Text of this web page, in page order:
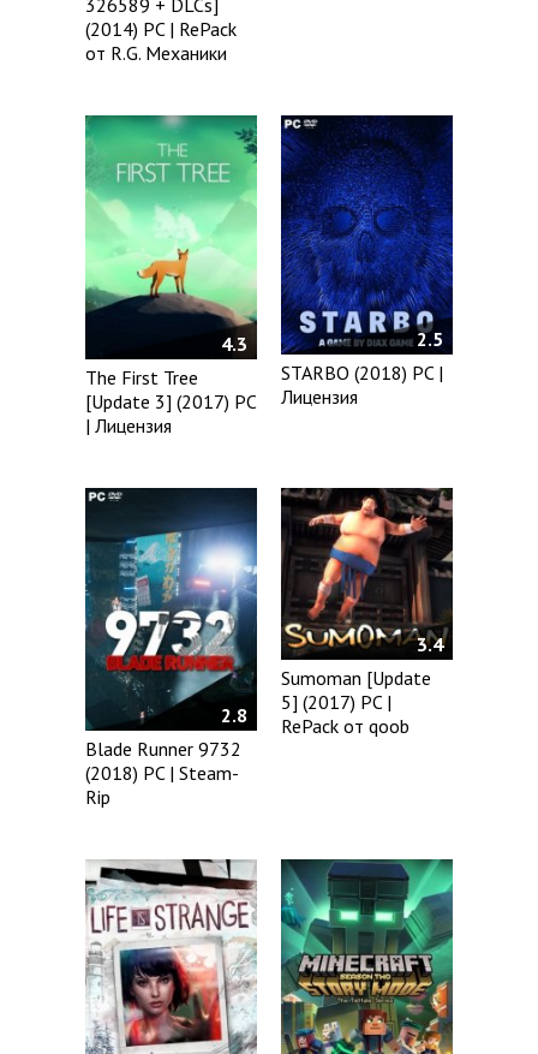
326589 + DLCs]
(2014) PC | RePack
от R.G. Механики
4.3
The First Tree
[Update 3] (2017) PC
| Лицензия
2.5
STARBO (2018) PC |
Лицензия
2.8
Blade Runner 9732
(2018) PC | Steam-
Rip
3.4
Sumoman [Update
5] (2017) PC |
RePack от qoob